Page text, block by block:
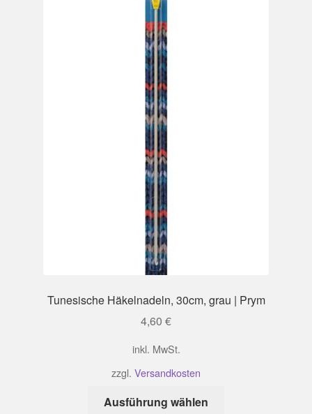
Tunesische Häkelnadeln, 30cm, grau | Prym
4,60 €
inkl. MwSt.
zzgl. Versandkosten
Ausführung wählen